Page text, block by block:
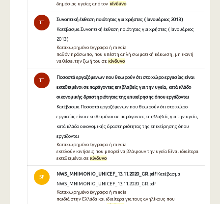
δημόσιας υγείας από τον κίνδυνο
TT
Συνοπτική έκθεση ποιότητας για χρήστες ( Ιανουάριος 2013 )
Κατέβασμα Συνοπτική έκθεση ποιότητας για χρήστες ( Ιανουάριος
2013 )
Καταχωρημένο έγγραφο ή media
παθόν πρόσωπο, που υπέστη απλή σωματική κάκωση, μη ικανή
να θέσει την ζωή του σε κίνδυνο
TT
Ποσοστά εργαζόμενων που θεωρούν ότι στο χώρο εργασίας είναι
εκτεθειμένοι σε παράγοντες επιβλαβείς για την υγεία, κατά κλάδο
οικονομικής δραστηριότητας της επιχείρησης όπου εργάζονται
Κατέβασμα Ποσοστά εργαζόμενων που θεωρούν ότι στο χώρο
εργασίας είναι εκτεθειμένοι σε παράγοντες επιβλαβείς για την υγεία,
κατά κλάδο οικονομικής δραστηριότητας της επιχείρησης όπου
εργάζονται
Καταχωρημένο έγγραφο ή media
εκτελούν κινήσεις που μπορεί να βλάψουν την υγεία Είναι ιδιαίτερα
εκτεθειμένοι σε κίνδυνο
SF
NWS_MNIMONIO_UNICEF_13.11.2020_GR.pdf Κατέβασμα
NWS_MNIMONIO_UNICEF_13.11.2020_GR.pdf
Καταχωρημένο έγγραφο ή media
παιδιά στην Ελλάδα και ιδιαίτερα για τους ανηλίκους που